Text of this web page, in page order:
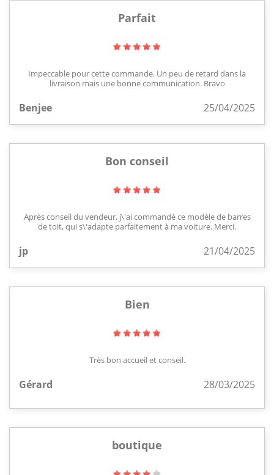
Parfait
Impeccable pour cette commande. Un peu de retard dans la
livraison mais une bonne communication. Bravo
Benjee 25/04/2025
Bon conseil
Après conseil du vendeur, j\'ai commandé ce modèle de barres
de toit, qui s\'adapte parfaitement à ma voiture. Merci.
jp 21/04/2025
Bien
Très bon accueil et conseil.
Gérard 28/03/2025
boutique